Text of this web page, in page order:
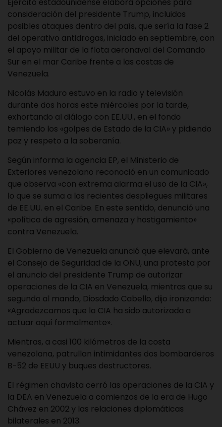
consideración del presidente Trump, incluidos
posibles ataques dentro del país, que sería la fase 2
del operativo antidrogas, iniciado en septiembre, con
el apoyo militar de la flota aeronaval del Comando
Sur en el mar Caribe frente a las costas de
Venezuela.
Nicolás Maduro estuvo en la radio y televisión
durante dos horas este miércoles por la tarde,
exhortando al diálogo con EE.UU., en el fondo
temiendo los «golpes de Estado de la CIA» y pidiendo
paz y respeto a la soberanía.
Según informa la agencia EP, el Ministerio de
Exteriores venezolano reconoció en un comunicado
que observa «con extrema alarma el uso de la CIA»,
lo que se suma a los recientes despliegues militares
de EE.UU. en el Caribe. En este sentido, denunció una
«política de agresión, amenaza y hostigamiento»
contra Venezuela.
El Gobierno de Venezuela anunció que elevará, ante
el Consejo de Seguridad de la ONU, una protesta por
el anuncio del presidente Trump de autorizar
operaciones de la CIA en Venezuela, mientras que su
segundo al mando, Diosdado Cabello, dijo ironizando:
«Agradezcamos que la CIA ha sido autorizada a
actuar aquí formalmente».
Mientras, a casi 100 kilómetros de la costa
venezolana, patrullan intimidantes dos bombarderos
B-52 de EEUU y buques destructores.
El régimen chavista cerró las operaciones de la CIA y
la DEA en Venezuela a comienzos de la era de Hugo
Chávez en 2002 y las relaciones diplomáticas
bilaterales en 2013.